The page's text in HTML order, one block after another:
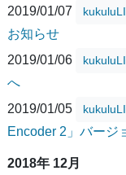
2019/01/07
お知らせ
2019/01/06
へ
2019/01/05
Encoder 2」バージ
2018年 12月